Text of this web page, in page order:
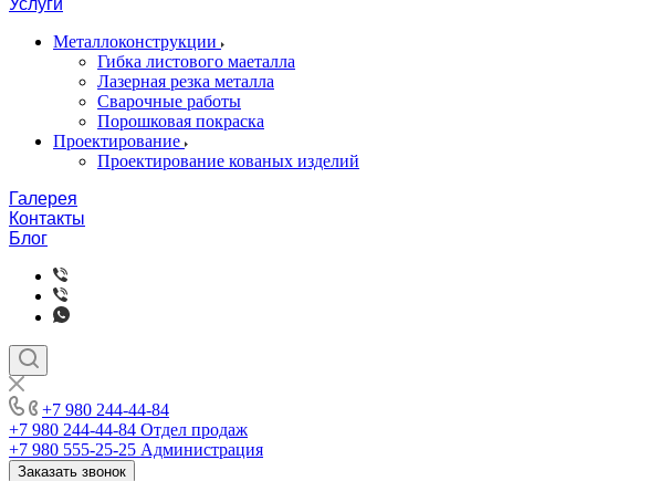
Услуги
Металлоконструкции
Гибка листового маеталла
Лазерная резка металла
Сварочные работы
Порошковая покраска
Проектирование
Проектирование кованых изделий
Галерея
Контакты
Блог
+7 980 244-44-84
+7 980 244-44-84 Отдел продаж
+7 980 555-25-25 Администрация
Заказать звонок